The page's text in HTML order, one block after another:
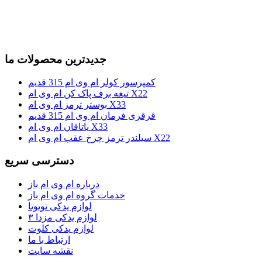
جدیدترین محصولات ما
کمپرسور کولر ام وی ام 315 قدیم
تیغه برف پاک کن ام وی ام X22
بوستر ترمز ام وی ام X33
قرقری فرمان ام وی ام 315 قدیم
یاتاقان ام وی ام X33
سیلندر ترمز چرخ عقب ام وی ام X22
دسترسی سریع
درباره ام وی ام باز
خدمات گروه ام وی ام باز
لوازم یدکی تویوتا
لوازم یدکی مزدا ۳
لوازم یدکی کلوت
ارتباط با ما
نقشه سایت